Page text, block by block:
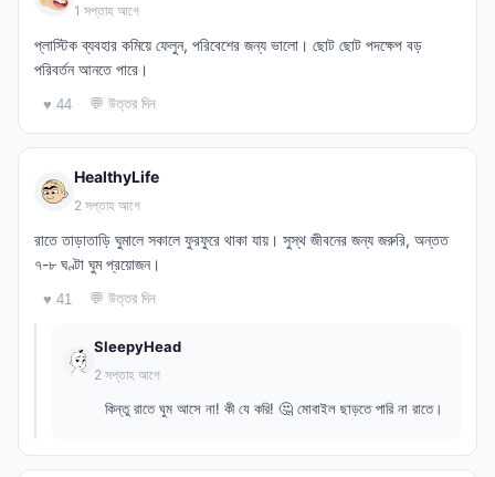
1 সপ্তাহ আগে
প্লাস্টিক ব্যবহার কমিয়ে ফেলুন, পরিবেশের জন্য ভালো। ছোট ছোট পদক্ষেপ বড়
পরিবর্তন আনতে পারে।
♥ 44 💬 উত্তর দিন
HealthyLife
2 সপ্তাহ আগে
রাতে তাড়াতাড়ি ঘুমালে সকালে ফুরফুরে থাকা যায়। সুস্থ জীবনের জন্য জরুরি, অন্তত
৭-৮ ঘণ্টা ঘুম প্রয়োজন।
♥ 41 💬 উত্তর দিন
SleepyHead
2 সপ্তাহ আগে
কিন্তু রাতে ঘুম আসে না! কী যে করি! 🤔 মোবাইল ছাড়তে পারি না রাতে।